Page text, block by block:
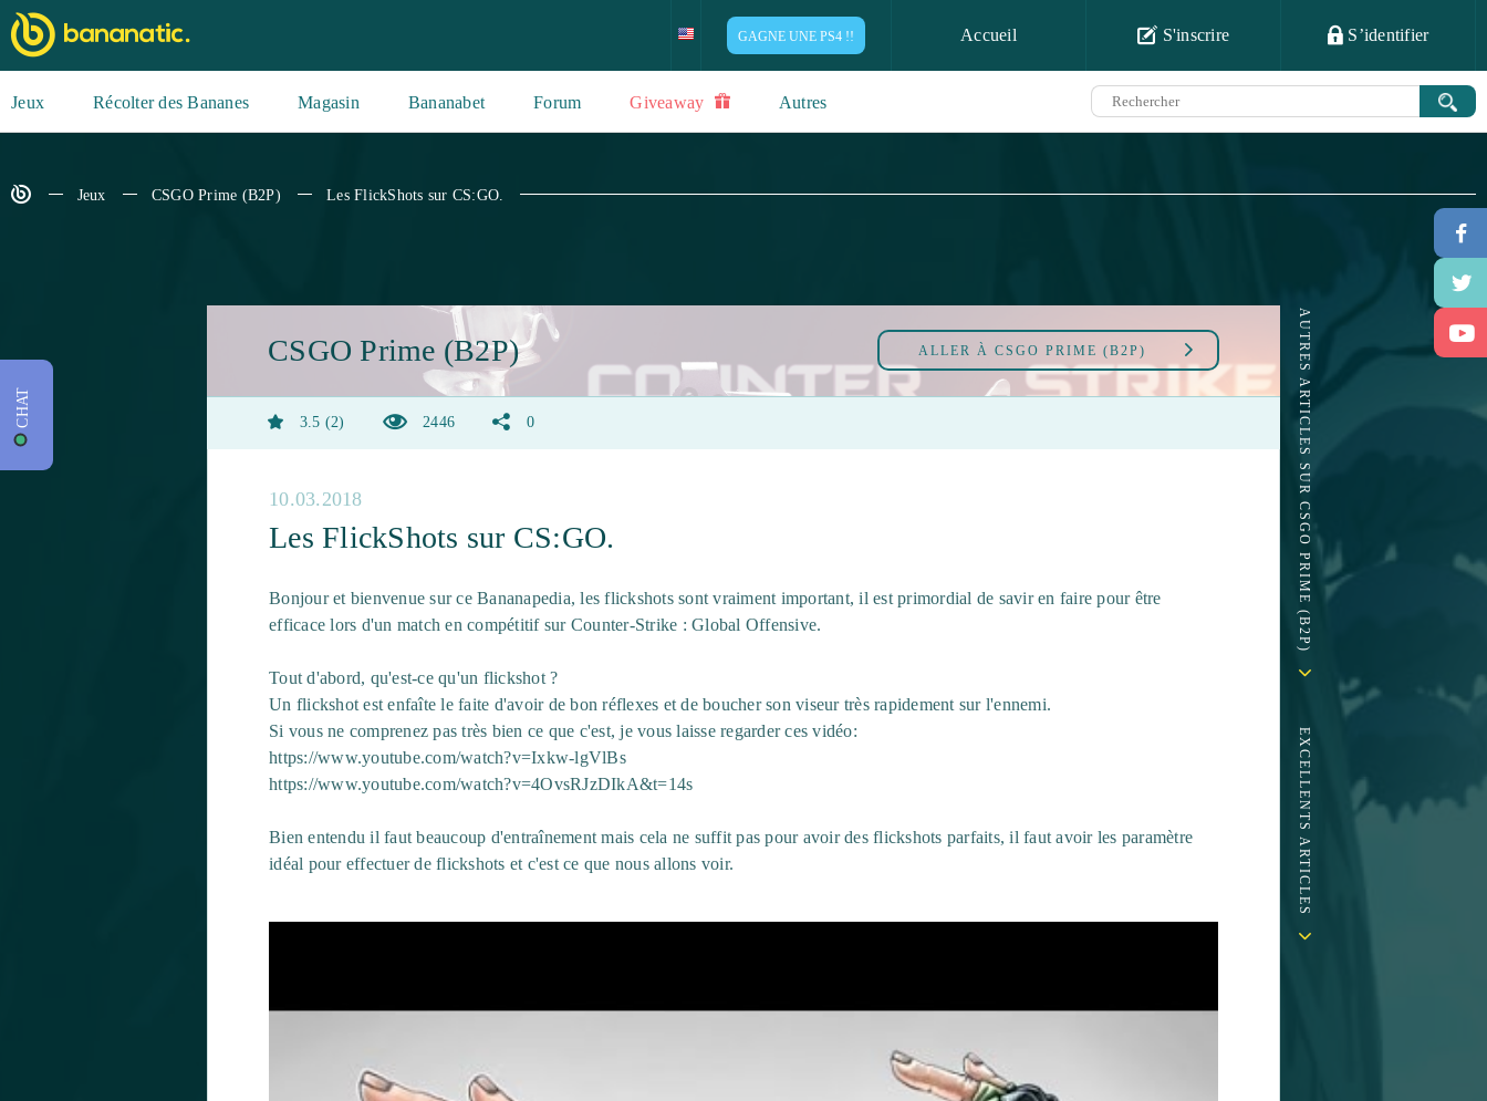
GAGNE UNE PS4 !! Accueil S'inscrire S’identifier
Jeux Récolter des Bananes Magasin Bananabet Forum Giveaway Autres
Jeux CSGO Prime (B2P) Les FlickShots sur CS:GO.
AUTRES ARTICLES SUR CSGO PRIME (B2P)
EXCELLENTS ARTICLES
ALLER À CSGO PRIME (B2P)
CSGO Prime (B2P)
3.5 2 2446 0
10.03.2018
Les FlickShots sur CS:GO.
Bonjour et bienvenue sur ce Bananapedia, les flickshots sont vraiment important, il est primordial de savir en faire pour être
efficace lors d'un match en compétitif sur Counter-Strike : Global Offensive.
Tout d'abord, qu'est-ce qu'un flickshot ?
Un flickshot est enfaîte le faite d'avoir de bon réflexes et de boucher son viseur très rapidement sur l'ennemi.
Si vous ne comprenez pas très bien ce que c'est, je vous laisse regarder ces vidéo:
https://www.youtube.com/watch?v=Ixkw-lgVlBs
https://www.youtube.com/watch?v=4OvsRJzDIkA&t=14s
Bien entendu il faut beaucoup d'entraînement mais cela ne suffit pas pour avoir des flickshots parfaits, il faut avoir les paramètre
idéal pour effectuer de flickshots et c'est ce que nous allons voir.
CHAT